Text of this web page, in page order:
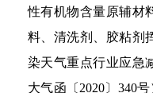
性有机物含量原辅材
料、清洗剂、胶粘剂
染天气重点行业应急
大气函〔2020〕340